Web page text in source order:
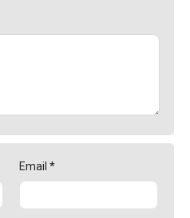
Email *